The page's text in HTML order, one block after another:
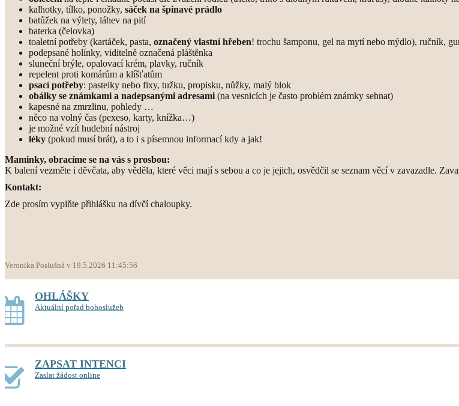
kalhotky, tílko, ponožky, sáček na špinavé prádlo
batůžek na výlety, láhev na pití
baterka (čelovka)
toaletní potřeby (kartáček, pasta, označený vlastní hřeben! trochu šamponu, gel na mytí nebo mýdlo), ručník,
podepsané holínky, viditelně označená pláštěnka
sluneční brýle, opalovací krém, plavky, ručník
repelent proti komárům a klíšťatům
psací potřeby: pastelky nebo fixy, tužku, propisku, nůžky, malý blok
obálky se známkami a nadepsanými adresami (na vesnicích je často problém známky sehnat)
kapesné na zmrzlinu, pohledy …
něco na volný čas (pexeso, karty, knížka…)
je možné vzít hudební nástroj
léky (pokud musí brát), a to i s písemnou informací kdy a jak!
Maminky, obracíme se na vás s prosbou:
K balení vezměte i děvčata, aby věděla, které věci mají s sebou a co je jejich, osvědčil se seznam věcí v zavazadle.
Kontakt:
Zde prosím vyplňte přihlášku na dívčí chaloupky.
Veronika Poslušná v 19.5.2026 11:45:56
OHLÁŠKY
Aktuální pořad bohoslužeb
ZAPSAT INTENCI
Zaslat žádost online